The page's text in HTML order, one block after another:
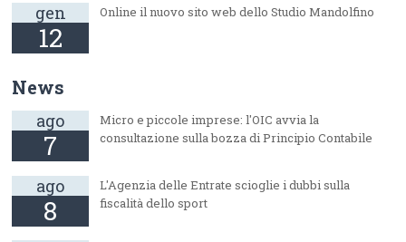
gen
12
Online il nuovo sito web dello Studio Mandolfino
News
ago
7
Micro e piccole imprese: l'OIC avvia la
consultazione sulla bozza di Principio Contabile
ago
8
L'Agenzia delle Entrate scioglie i dubbi sulla
fiscalità dello sport